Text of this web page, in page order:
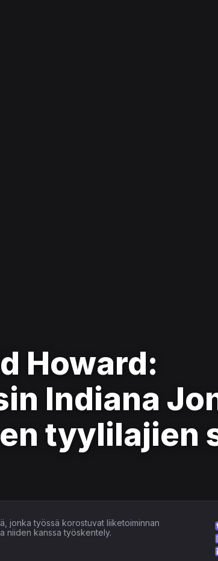
Howard:
Indiana
tyylilajien
jonka työssä korostuvat liiketoiminnan
niiden kanssa työskentely.